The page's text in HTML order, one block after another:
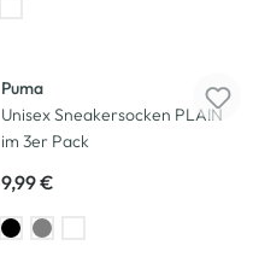
Puma
Unisex Sneakersocken PLAIN
im 3er Pack
9,99 €